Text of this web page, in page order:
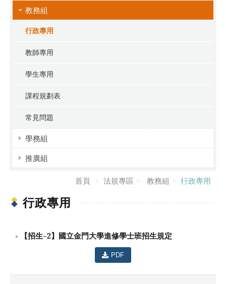
教務組
行政專用
教師專用
學生專用
課程規劃表
常見問題
學務組
推廣組
首頁 法規專區 教務組 行政專用
行政專用
【招生-2】國立金門大學進修學士班招生規定
PDF